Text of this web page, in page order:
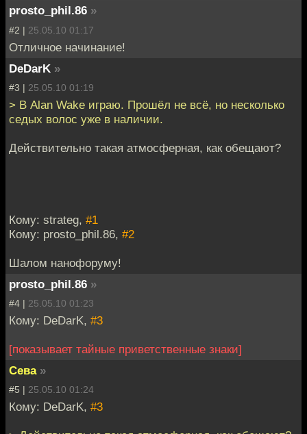
prosto_phil.86 »
#2 | 25.05.10 01:17
Отличное начинание!
DeDarK »
#3 | 25.05.10 01:19
> В Alan Wake играю. Прошёл не всё, но несколько
седых волос уже в наличии.
Действительно такая атмосферная, как обещают?
Кому: strateg, #1
Кому: prosto_phil.86, #2
Шалом нанофоруму!
prosto_phil.86 »
#4 | 25.05.10 01:23
Кому: DeDarK, #3
[показывает тайные приветственные знаки]
Сева »
#5 | 25.05.10 01:24
Кому: DeDarK, #3